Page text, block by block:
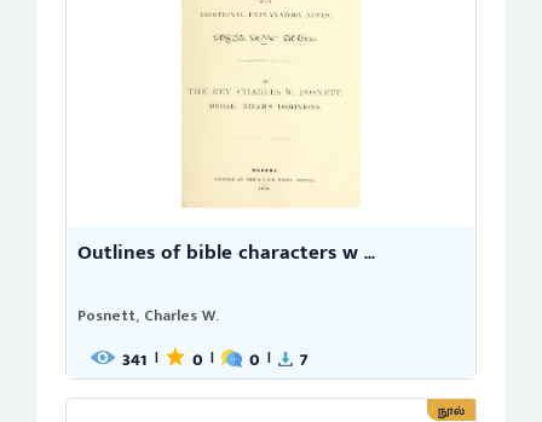
Outlines of bible characters w ...
Posnett, Charles W.
341 | 0 | 0 | 7
நூல்